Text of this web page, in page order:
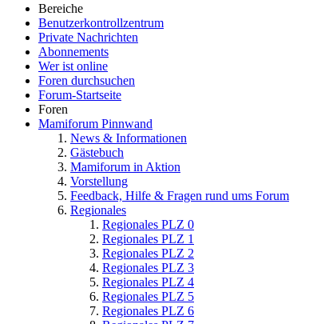
Bereiche
Benutzerkontrollzentrum
Private Nachrichten
Abonnements
Wer ist online
Foren durchsuchen
Forum-Startseite
Foren
Mamiforum Pinnwand
News & Informationen
Gästebuch
Mamiforum in Aktion
Vorstellung
Feedback, Hilfe & Fragen rund ums Forum
Regionales
Regionales PLZ 0
Regionales PLZ 1
Regionales PLZ 2
Regionales PLZ 3
Regionales PLZ 4
Regionales PLZ 5
Regionales PLZ 6